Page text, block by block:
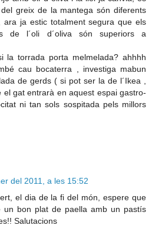
greix de la mantega són diferents
ara ja estic totalment segura que els
de l´oli d´oliva són superiors a
la torrada porta melmelada? ahhhh
cau bocaterra , investiga mabun
de gerds ( si pot ser la de l´Ikea ,
el gat entrarà en aquest espai gastro-
ni tan sols sospitada pels millors
del 2011, a les 15:52
el dia de la fi del món, espere que
un bon plat de paella amb un pastís
Salutacions